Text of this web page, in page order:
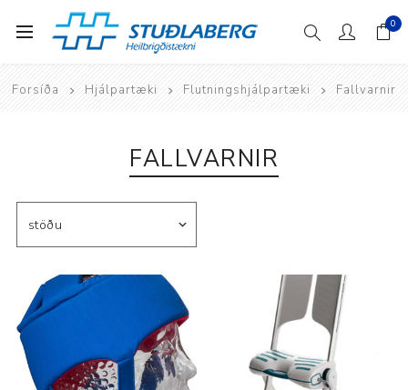
0
Forsíða Hjálpartæki Flutningshjálpartæki Fallvarnir
FALLVARNIR